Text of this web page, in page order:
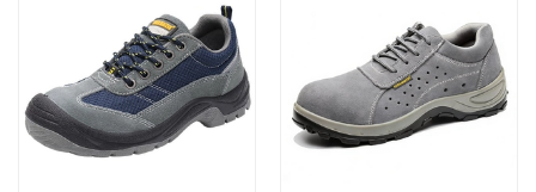
S1-P FO SR 또는 기타
5. 기능: 미끄러짐/기름/산/휘발유/
충격/천공 방지, 통기성, 충격 흡수
6. 패키지: 색상 상자 당 1 쌍, 판지
당 10 쌍.
7. 샘플 시간: 7일
8. 주문 리드타임: 보증금 수령 후
S1-P FO SR 또는 기타
5. 기능: 미끄러짐/오일/가솔린/충
격/천공 방지, 정전기 방지, 충격
흡수
6. 패키지: 색상 상자 당 1 쌍, 판지